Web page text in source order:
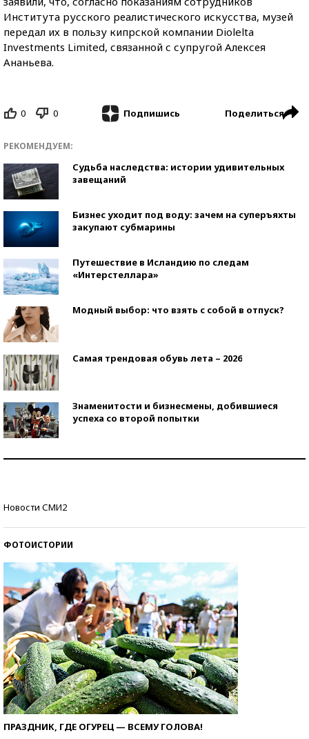
Института русского реалистического искусства, музей
передал их в пользу кипрской компании Diolelta
Investments Limited, связанной с супругой Алексея
Ананьева.
0 0 Подпишись Поделиться
РЕКОМЕНДУЕМ:
Судьба наследства: истории удивительных
завещаний
Бизнес уходит под воду: зачем на суперъяхты
закупают субмарины
Путешествие в Исландию по следам
«Интерстеллара»
Модный выбор: что взять с собой в отпуск?
Самая трендовая обувь лета – 2026
Знаменитости и бизнесмены, добившиеся
успеха со второй попытки
Новости СМИ2
ФОТОИСТОРИИ
ПРАЗДНИК, ГДЕ ОГУРЕЦ — ВСЕМУ ГОЛОВА!